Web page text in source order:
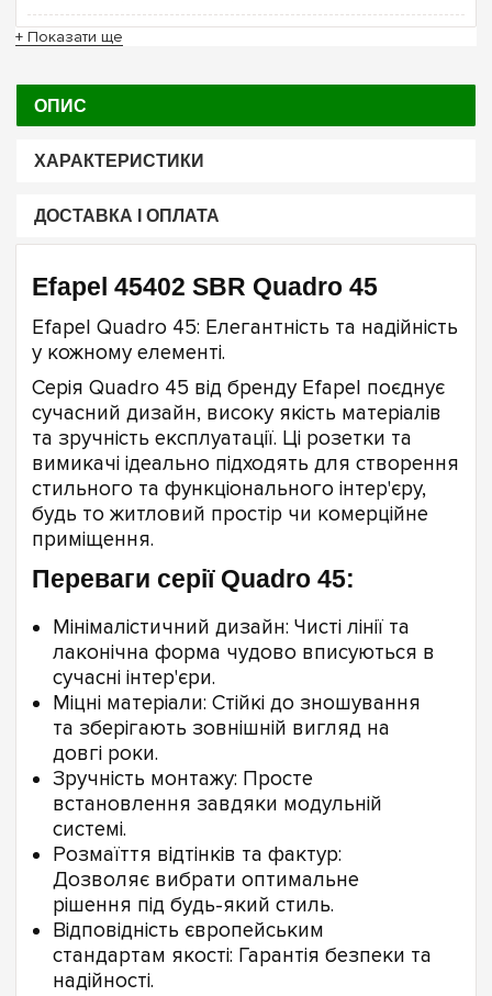
+ Показати ще
ОПИС
ХАРАКТЕРИСТИКИ
ДОСТАВКА І ОПЛАТА
Efapel 45402 SBR Quadro 45
Efapel Quadro 45: Елегантність та надійність
у кожному елементі.
Серія Quadro 45 від бренду Efapel поєднує
сучасний дизайн, високу якість матеріалів
та зручність експлуатації. Ці розетки та
вимикачі ідеально підходять для створення
стильного та функціонального інтер'єру,
будь то житловий простір чи комерційне
приміщення.
Переваги серії Quadro 45:
Мінімалістичний дизайн: Чисті лінії та
лаконічна форма чудово вписуються в
сучасні інтер'єри.
Міцні матеріали: Стійкі до зношування
та зберігають зовнішній вигляд на
довгі роки.
Зручність монтажу: Просте
встановлення завдяки модульній
системі.
Розмаїття відтінків та фактур:
Дозволяє вибрати оптимальне
рішення під будь-який стиль.
Відповідність європейським
стандартам якості: Гарантія безпеки та
надійності.